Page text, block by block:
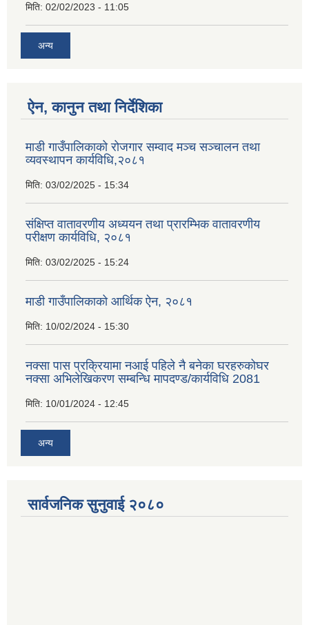
मिति: 02/02/2023 - 11:05
अन्य
ऐन, कानुन तथा निर्देशिका
माडी गाउँपालिकाको रोजगार सम्वाद मञ्च सञ्चालन तथा
व्यवस्थापन कार्यविधि,२०८१
मिति: 03/02/2025 - 15:34
संक्षिप्त वातावरणीय अध्ययन तथा प्रारम्भिक वातावरणीय
परीक्षण कार्यविधि, २०८१
मिति: 03/02/2025 - 15:24
माडी गाउँपालिकाको आर्थिक ऐन, २०८१
मिति: 10/02/2024 - 15:30
नक्सा पास प्रक्रियामा नआई पहिले नै बनेका घरहरुकोघर
नक्सा अभिलेखिकरण सम्बन्धि मापदण्ड/कार्यविधि 2081
मिति: 10/01/2024 - 12:45
अन्य
सार्वजनिक सुनुवाई २०८०